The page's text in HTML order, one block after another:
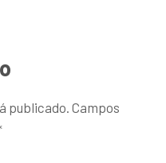
publicado. Campos